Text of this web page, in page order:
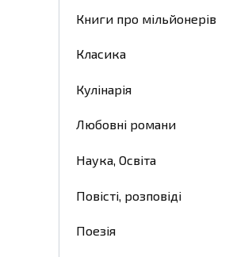
Книги про мільйонерів
Класика
Кулінарія
Любовні романи
Наука, Освіта
Повісті, розповіді
Поезія